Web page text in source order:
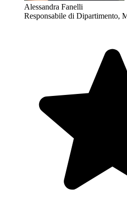
Alessandra Fanelli
Responsabile di Dipartimento,